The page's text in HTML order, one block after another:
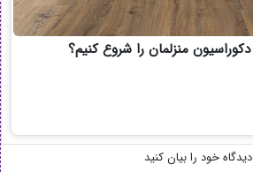
منزلمان را شروع کنیم؟
دیدگاه خود را بیان کنید